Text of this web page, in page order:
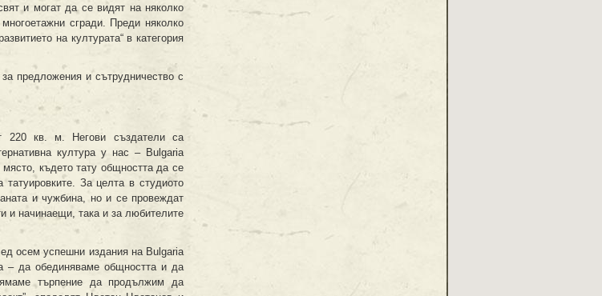
и могат да се видят на няколко
сгради. Преди няколко
на културата“ в категория
предложения и сътрудничество с
кв. м. Негови създатели са
култура у нас – Bulgaria
където тату общността да се
За целта в студиото
и чужбина, но и се провеждат
и начинаещи, така и за любителите
осем успешни издания на Bulgaria
да обединяваме общността и да
търпение да продължим да